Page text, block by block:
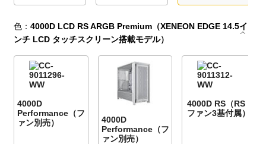
色：4000D LCD RS ARGB Premium（XENEON EDGE 14.5イ
ンチ LCD タッチスクリーン搭載モデル）
4000D
Performance（フ
ァン別売）
4000D
Performance（フ
ァン別売）
4000D RS（RS
ファン3基付属）